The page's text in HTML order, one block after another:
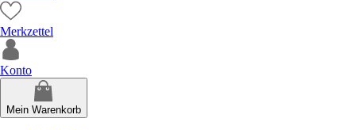
Merkzettel
Konto
Mein Warenkorb